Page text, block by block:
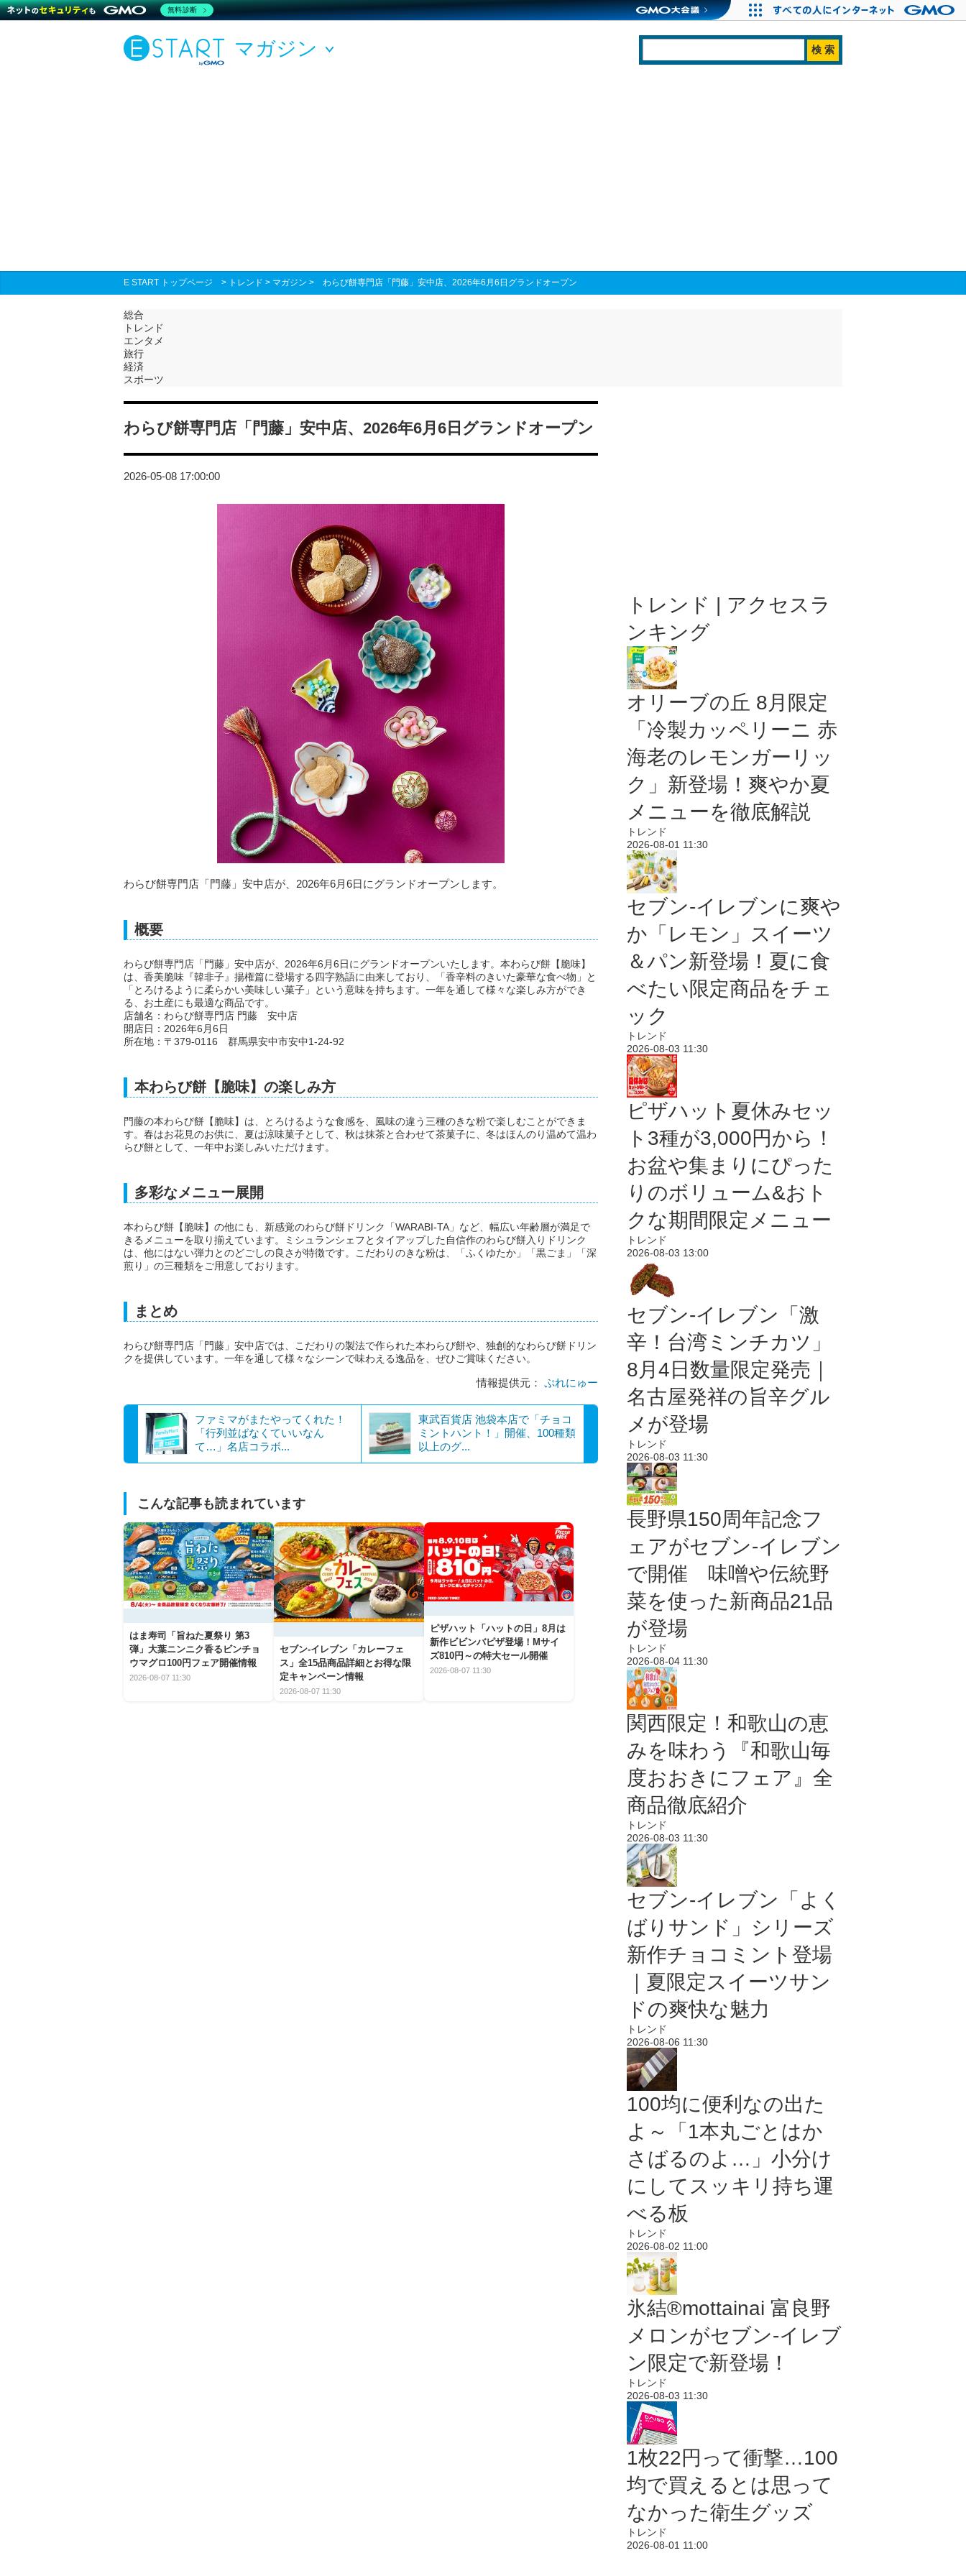
マガジン
E START トップページ > トレンド > マガジン > わらび餅専門店「門藤」安中店、2026年6月6日グランドオープン
総合
トレンド
エンタメ
旅行
経済
スポーツ
わらび餅専門店「門藤」安中店、2026年6月6日グランドオープン
2026-05-08 17:00:00
わらび餅専門店「門藤」安中店が、2026年6月6日にグランドオープンします。
概要
わらび餅専門店「門藤」安中店が、2026年6月6日にグランドオープンいたします。本わらび餅【脆味】
は、香美脆味『韓非子』揚権篇に登場する四字熟語に由来しており、「香辛料のきいた豪華な食べ物」と
「とろけるように柔らかい美味しい菓子」という意味を持ちます。一年を通して様々な楽しみ方ができ
る、お土産にも最適な商品です。
店舗名：わらび餅専門店 門藤 安中店
開店日：2026年6月6日
所在地：〒379-0116 群馬県安中市安中1-24-92
本わらび餅【脆味】の楽しみ方
門藤の本わらび餅【脆味】は、とろけるような食感を、風味の違う三種のきな粉で楽しむことができま
す。春はお花見のお供に、夏は涼味菓子として、秋は抹茶と合わせて茶菓子に、冬はほんのり温めて温わ
らび餅として、一年中お楽しみいただけます。
多彩なメニュー展開
本わらび餅【脆味】の他にも、新感覚のわらび餅ドリンク「WARABI-TA」など、幅広い年齢層が満足で
きるメニューを取り揃えています。ミシュランシェフとタイアップした自信作のわらび餅入りドリンク
は、他にはない弾力とのどごしの良さが特徴です。こだわりのきな粉は、「ふくゆたか」「黒ごま」「深
煎り」の三種類をご用意しております。
まとめ
わらび餅専門店「門藤」安中店では、こだわりの製法で作られた本わらび餅や、独創的なわらび餅ドリン
クを提供しています。一年を通して様々なシーンで味わえる逸品を、ぜひご賞味ください。
情報提供元： ぷれにゅー
ファミマがまたやってくれた！
「行列並ばなくていいなん
て…」名店コラボ...
東武百貨店 池袋本店で「チョコ
ミントハント！」開催、100種類
以上のグ...
こんな記事も読まれています
はま寿司「旨ねた夏祭り 第3
弾」大葉ニンニク香るビンチョ
ウマグロ100円フェア開催情報
2026-08-07 11:30
セブン‐イレブン「カレーフェ
ス」全15品商品詳細とお得な限
定キャンペーン情報
2026-08-07 11:30
ピザハット「ハットの日」8月は
新作ビビンバピザ登場！Mサイ
ズ810円～の特大セール開催
2026-08-07 11:30
トレンド | アクセスラ
ンキング
オリーブの丘 8月限定
「冷製カッペリーニ 赤
海老のレモンガーリッ
ク」新登場！爽やか夏
メニューを徹底解説
トレンド
2026-08-01 11:30
セブン‐イレブンに爽や
か「レモン」スイーツ
＆パン新登場！夏に食
べたい限定商品をチェ
ック
トレンド
2026-08-03 11:30
ピザハット夏休みセッ
ト3種が3,000円から！
お盆や集まりにぴった
りのボリューム&おト
クな期間限定メニュー
トレンド
2026-08-03 13:00
セブン-イレブン「激
辛！台湾ミンチカツ」
8月4日数量限定発売｜
名古屋発祥の旨辛グル
メが登場
トレンド
2026-08-03 11:30
長野県150周年記念フ
ェアがセブン-イレブン
で開催 味噌や伝統野
菜を使った新商品21品
が登場
トレンド
2026-08-04 11:30
関西限定！和歌山の恵
みを味わう『和歌山毎
度おおきにフェア』全
商品徹底紹介
トレンド
2026-08-03 11:30
セブン‐イレブン「よく
ばりサンド」シリーズ
新作チョコミント登場
｜夏限定スイーツサン
ドの爽快な魅力
トレンド
2026-08-06 11:30
100均に便利なの出た
よ～「1本丸ごとはか
さばるのよ…」小分け
にしてスッキリ持ち運
べる板
トレンド
2026-08-02 11:00
氷結®mottainai 富良野
メロンがセブン‐イレブ
ン限定で新登場！
トレンド
2026-08-03 11:30
1枚22円って衝撃…100
均で買えるとは思って
なかった衛生グッズ
トレンド
2026-08-01 11:00
無料診断